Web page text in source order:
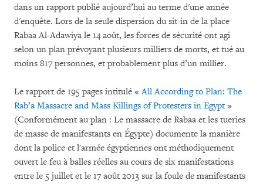
dans un rapport publié aujourd’hui au terme d'une année
d'enquête. Lors de la seule dispersion du sit-in de la place
Rabaa Al-Adawiya le 14 août, les forces de sécurité ont agi
selon un plan prévoyant plusieurs milliers de morts, et tué au
moins 817 personnes, et probablement plus d’un millier.
Le rapport de 195 pages intitulé «All According to Plan: The
Rab’a Massacre and Mass Killings of Protesters in Egypt»
(Conformément au plan : Le massacre de Rabaa et les tueries
de masse de manifestants en Égypte) documente la manière
dont la police et l'armée égyptiennes ont méthodiquement
ouvert le feu à balles réelles au cours de six manifestations
entre le 5 juillet et le 17 août 2013 sur la foule de manifestants